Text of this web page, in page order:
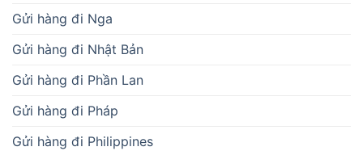
Gửi hàng đi Nga
Gửi hàng đi Nhật Bản
Gửi hàng đi Phần Lan
Gửi hàng đi Pháp
Gửi hàng đi Philippines